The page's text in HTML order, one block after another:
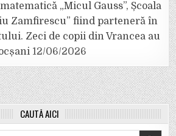
„Micul Gauss”, Școala
Zamfirescu” fiind parteneră în
Zeci de copii din Vrancea au
12/06/2026
CAUTĂ AICI